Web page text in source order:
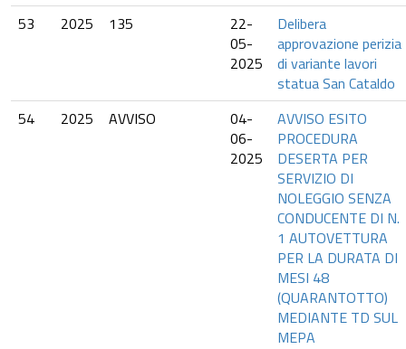
53
2025 135
22-
05-
2025
Delibera
approvazione perizia
di variante lavori
statua San Cataldo
54
2025 AVVISO
04-
06-
2025
AVVISO ESITO
PROCEDURA
DESERTA PER
SERVIZIO DI
NOLEGGIO SENZA
CONDUCENTE DI N.
1 AUTOVETTURA
PER LA DURATA DI
MESI 48
(QUARANTOTTO)
MEDIANTE TD SUL
MEPA